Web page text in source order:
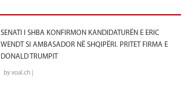
SENATI I SHBA KONFIRMON KANDIDATURËN E ERIC
WENDT SI AMBASADOR NË SHQIPËRI. PRITET FIRMA E
DONALD TRUMPIT
by voal.ch |